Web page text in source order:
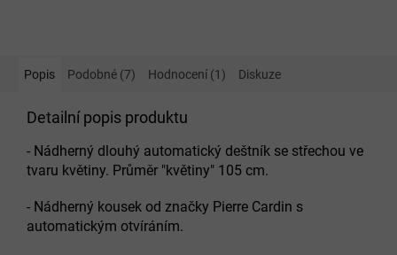
Popis Podobné (7) Hodnocení (1) Diskuze
Detailní popis produktu
- Nádherný dlouhý automatický deštník se střechou ve
tvaru květiny. Průměr "květiny" 105 cm.
- Nádherný kousek od značky Pierre Cardin s
automatickým otvíráním.